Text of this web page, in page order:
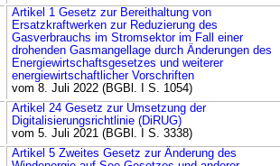
Artikel 1 Gesetz zur Bereithaltung von
Ersatzkraftwerken zur Reduzierung des
Gasverbrauchs im Stromsektor im Fall einer
drohenden Gasmangellage durch Änderungen des
Energiewirtschaftsgesetzes und weiterer
energiewirtschaftlicher Vorschriften
vom 8. Juli 2022 (BGBl. I S. 1054)
Artikel 24 Gesetz zur Umsetzung der
Digitalisierungsrichtlinie (DiRUG)
vom 5. Juli 2021 (BGBl. I S. 3338)
Artikel 5 Zweites Gesetz zur Änderung des